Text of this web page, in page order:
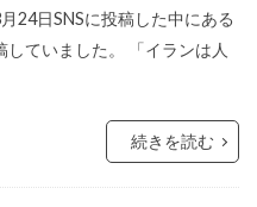
24日SNSに投稿した中にある
ていました。 「イランは人
続きを読む